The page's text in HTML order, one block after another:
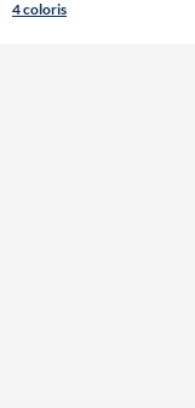
4 coloris